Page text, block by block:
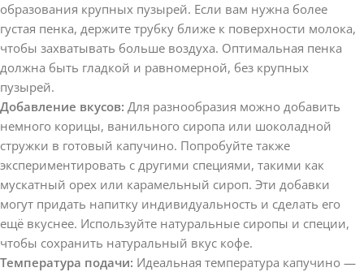
образования крупных пузырей. Если вам нужна более
густая пенка, держите трубку ближе к поверхности молока,
чтобы захватывать больше воздуха. Оптимальная пенка
должна быть гладкой и равномерной, без крупных
пузырей.
Добавление вкусов: Для разнообразия можно добавить
немного корицы, ванильного сиропа или шоколадной
стружки в готовый капучино. Попробуйте также
экспериментировать с другими специями, такими как
мускатный орех или карамельный сироп. Эти добавки
могут придать напитку индивидуальность и сделать его
ещё вкуснее. Используйте натуральные сиропы и специи,
чтобы сохранить натуральный вкус кофе.
Температура подачи: Идеальная температура капучино —